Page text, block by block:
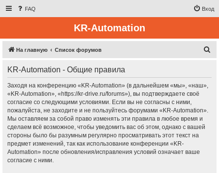
FAQ Вход
KR-Automation
На главную Список форумов
KR-Automation - Общие правила
Заходя на конференцию «KR-Automation» (в дальнейшем «мы», «наш»,
«KR-Automation», «https://kr-drive.ru/forums»), вы подтверждаете своё
согласие со следующими условиями. Если вы не согласны с ними,
пожалуйста, не заходите и не пользуйтесь форумами «KR-Automation».
Мы оставляем за собой право изменять эти правила в любое время и
сделаем всё возможное, чтобы уведомить вас об этом, однако с вашей
стороны было бы разумным регулярно просматривать этот текст на
предмет изменений, так как использование конференции «KR-
Automation» после обновления/исправления условий означает ваше
согласие с ними.